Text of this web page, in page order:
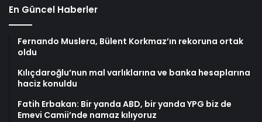
En Güncel Haberler
Fernando Muslera, Bülent Korkmaz’ın rekoruna ortak
oldu
Kılıçdaroğlu’nun mal varlıklarına ve banka hesaplarına
haciz konuldu
Fatih Erbakan: Bir yanda ABD, bir yanda YPG biz de
Emevi Camii’nde namaz kılıyoruz